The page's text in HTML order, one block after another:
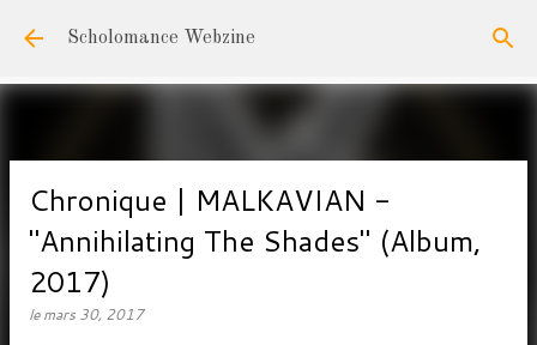
Accéder au contenu principal
Scholomance Webzine
Chronique | MALKAVIAN -
"Annihilating The Shades" (Album,
2017)
lemars 30, 2017